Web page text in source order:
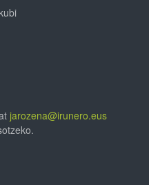
jarozena@irunero.eus